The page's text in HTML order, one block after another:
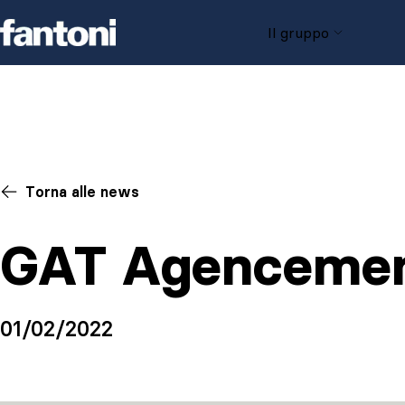
Il gruppo
Torna alle news
GAT
01/02/2022